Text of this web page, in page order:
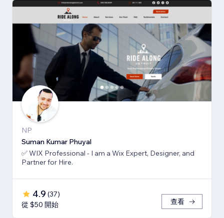
NP
Suman Kumar Phuyal
✅ WIX Professional - I am a Wix Expert, Designer, and
Partner for Hire.
4.9 (37)
從 $50 開始
查看